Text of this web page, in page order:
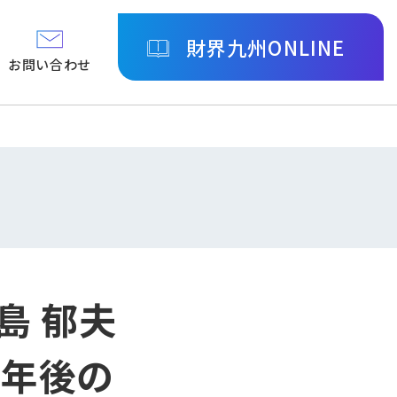
お問い合わせ
財界九州ONLINE
郁夫
後の